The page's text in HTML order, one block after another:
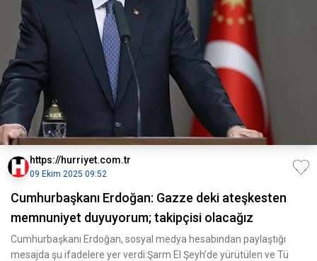
https://hurriyet.com.tr
09 Ekim 2025 09:52
Cumhurbaşkanı Erdoğan: Gazze deki ateşkesten
memnuniyet duyuyorum; takipçisi olacağız
Cumhurbaşkanı Erdoğan, sosyal medya hesabından paylaştığı
mesajda şu ifadelere yer verdi:Şarm El Şeyh’de yürütülen ve Tü